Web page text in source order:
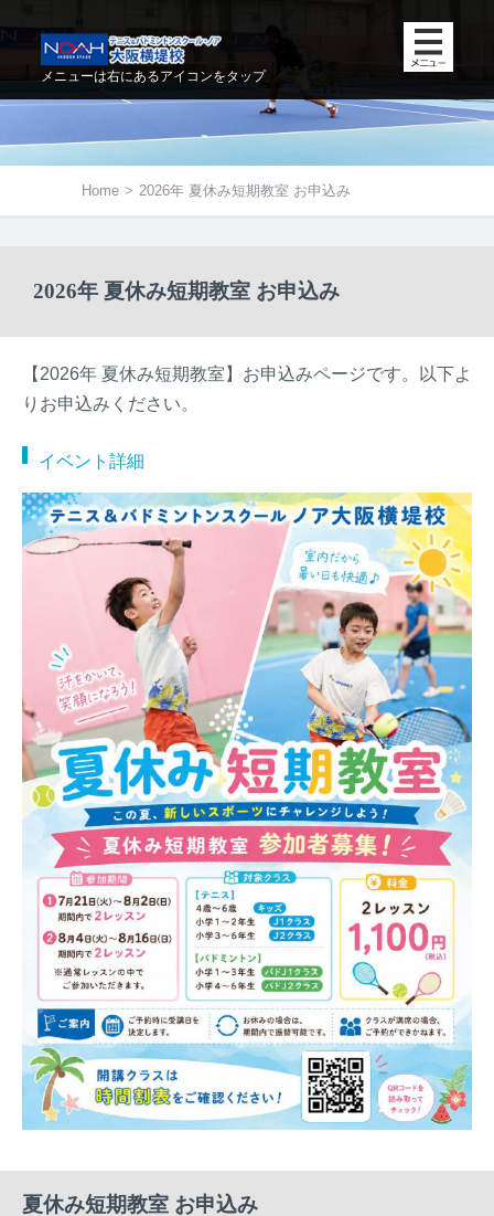
メニューは右にあるアイコンをタップ
Home > 2026年 夏休み短期教室 お申込み
2026年 夏休み短期教室 お申込み
【2026年 夏休み短期教室】お申込みページです。以下よ
りお申込みください。
イベント詳細
夏休み短期教室 お申込み